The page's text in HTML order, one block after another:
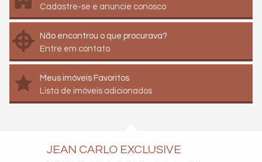
Cadastre-se e anuncie conosco
Não encontrou o que procurava?
Entre em contato
Meus imóveis Favoritos
Lista de imóveis adicionados
JEAN CARLO EXCLUSIVE